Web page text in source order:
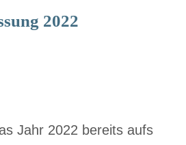
2022
Jahr 2022 bereits aufs